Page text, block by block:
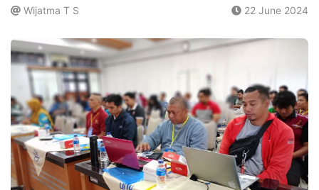
Wijatma T S 22 June 2024